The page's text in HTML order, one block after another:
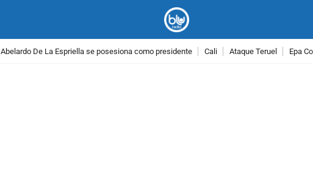
Abelardo De La Espriella se posesiona como presidente Cali Ataque Teruel Epa